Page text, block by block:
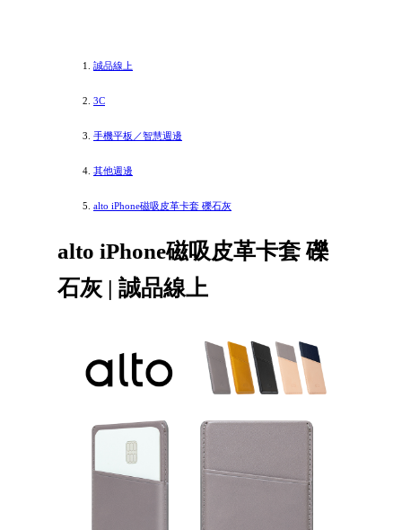
誠品線上
3C
手機平板／智慧週邊
其他週邊
alto iPhone磁吸皮革卡套 礫石灰
alto iPhone磁吸皮革卡套 礫
石灰 | 誠品線上